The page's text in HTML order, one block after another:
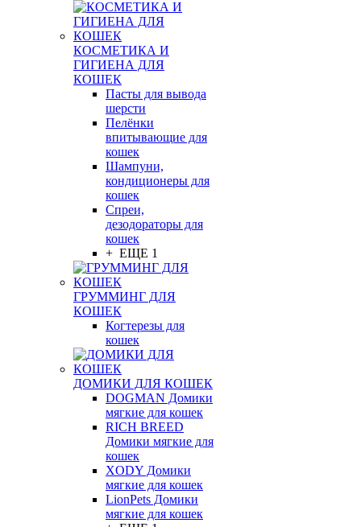
КОСМЕТИКА И
ГИГИЕНА ДЛЯ
КОШЕК
Пасты для вывода
шерсти
Пелёнки
впитывающие для
кошек
Шампуни,
кондиционеры для
кошек
Спреи,
дезодораторы для
кошек
+ ЕЩЕ 1
ГРУММИНГ ДЛЯ
КОШЕК
Когтерезы для
кошек
ДОМИКИ ДЛЯ КОШЕК
DOGMAN Домики
мягкие для кошек
RICH BREED
Домики мягкие для
кошек
XODY Домики
мягкие для кошек
LionPets Домики
мягкие для кошек